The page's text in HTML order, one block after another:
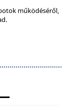
működéséről,